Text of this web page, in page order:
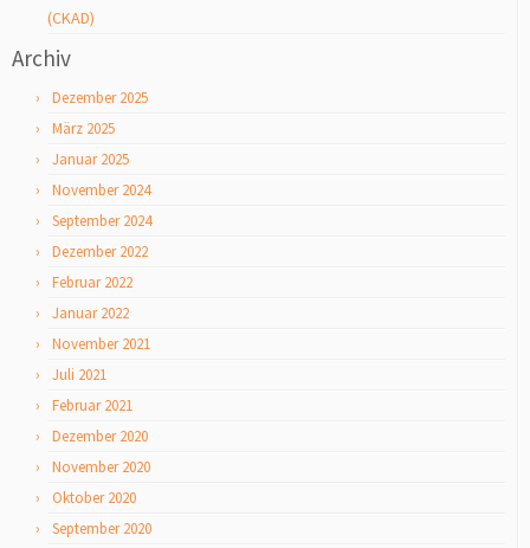
(CKAD)
Archiv
Dezember 2025
März 2025
Januar 2025
November 2024
September 2024
Dezember 2022
Februar 2022
Januar 2022
November 2021
Juli 2021
Februar 2021
Dezember 2020
November 2020
Oktober 2020
September 2020